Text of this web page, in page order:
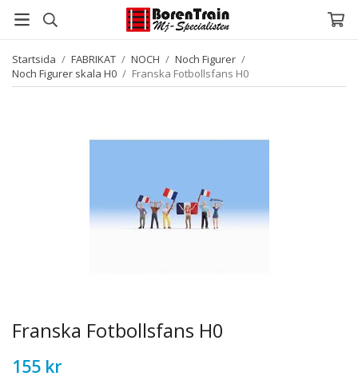
Startsida / FABRIKAT / NOCH / Noch Figurer /
Noch Figurer skala H0 / Franska Fotbollsfans H0
Franska Fotbollsfans H0
155 kr